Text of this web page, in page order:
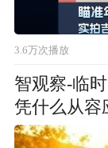
3.6万次播放
智观察-临
凭什么从容